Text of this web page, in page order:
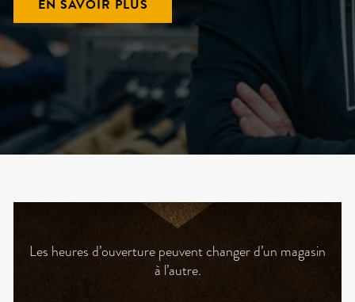
EN SAVOIR PLUS
Les heures d’ouverture peuvent changer d’un magasin
à l’autre.